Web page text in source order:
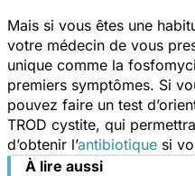
Mais si vous êtes une
votre médecin de vous
unique comme la
premiers symptômes. Si
pouvez faire un test
TROD cystite, qui
d’obtenir l’antibiotique si
À lire aussi